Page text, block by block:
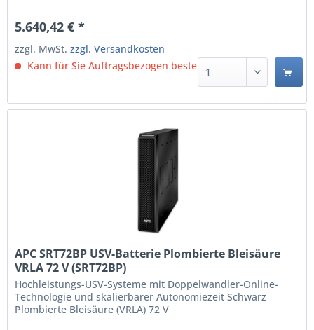
Management Card Für den Netzwerkbetrieb optimierte...
5.640,42 € *
zzgl. MwSt.zzgl. Versandkosten
Kann für Sie Auftragsbezogen bestellt werden.
APC SRT72BP USV-Batterie Plombierte Bleisäure
VRLA 72 V (SRT72BP)
Hochleistungs-USV-Systeme mit Doppelwandler-Online-
Technologie und skalierbarer Autonomiezeit Schwarz
Plombierte Bleisäure (VRLA) 72 V